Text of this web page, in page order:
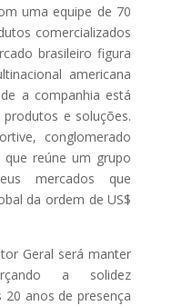
uma equipe de 70
comercializados
brasileiro figura
americana
a companhia está
e soluções.
conglomerado
que reúne um grupo
mercados que
da ordem de US$
Geral será manter
a solidez
anos de presença